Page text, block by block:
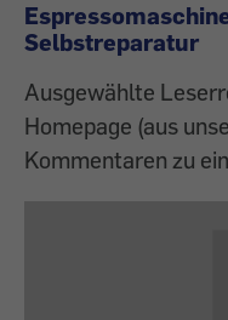
Selbstreparatur
Ausgewählte
Homepage (aus
Kommentaren zu